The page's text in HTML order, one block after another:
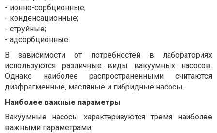
- ионно-сорбционные;
- конденсационные;
- струйные;
- адсорбционные.
В зависимости от потребностей в лабораториях
используются различные виды вакуумных насосов.
Однако наиболее распространенными считаются
диафрагменные, масляные и гибридные насосы.
Наиболее важные параметры
Вакуумные насосы характеризуются тремя наиболее
важными параметрами: